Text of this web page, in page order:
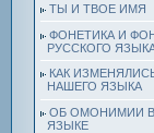
ТЫ И ТВОЕ ИМЯ
ФОНЕТИКА И
РУССКОГО
КАК
НАШЕГО ЯЗЫКА
ОБ ОМОНИМИИ
ЯЗЫКЕ